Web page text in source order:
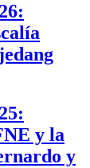
y la
y